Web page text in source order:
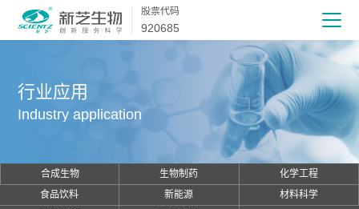
股票代码
920685
行业应用
Industry application
合成生物 生物制药
化学工程
食品饮料
新能源
材料科学